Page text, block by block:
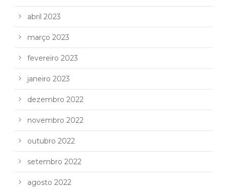
abril 2023
março 2023
fevereiro 2023
janeiro 2023
dezembro 2022
novembro 2022
outubro 2022
setembro 2022
agosto 2022